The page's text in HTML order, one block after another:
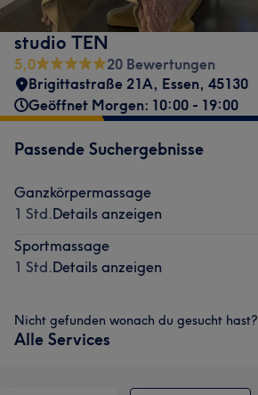
studio TEN
5,0
20 Bewertungen
Brigittastraße 21A, Essen, 45130
Geöffnet Morgen: 10:00 - 19:00
Passende Suchergebnisse
Ganzkörpermassage
1 Std.Details anzeigen
Sportmassage
1 Std.Details anzeigen
Nicht gefunden wonach du gesucht hast?
Alle Services